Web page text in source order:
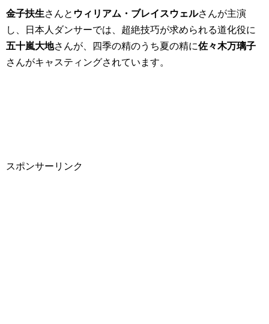
金子扶生さんと ウィリアム・ブレイスウェルさんが主演
し、日本人ダンサーでは、超絶技巧が求められる道化役に
五十嵐大地さんが、四季の精のうち夏の精に佐々木万璃子
さんがキャスティングされています。
スポンサーリンク